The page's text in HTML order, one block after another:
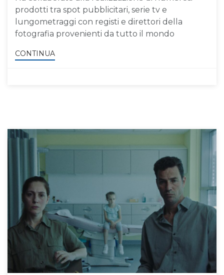
prodotti tra spot pubblicitari, serie tv e
lungometraggi con registi e direttori della
fotografia provenienti da tutto il mondo
CONTINUA